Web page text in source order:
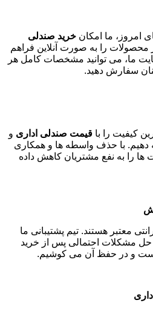
امروز، ما امکان خرید صندلی
محصولات را به صورت آنلاین فراهم
ما، می توانید مشخصات کامل هر
سفارش دهید.
کیفیت را با قیمت صندلی اداری و
دهیم. با حذف واسطه ها و همکاری
ها را به نفع مشتریان کاهش داده
معتبر هستند. تیم پشتیبانی ما
حل مشکلات احتمالی پس از خرید
و در حفظ آن می کوشیم.